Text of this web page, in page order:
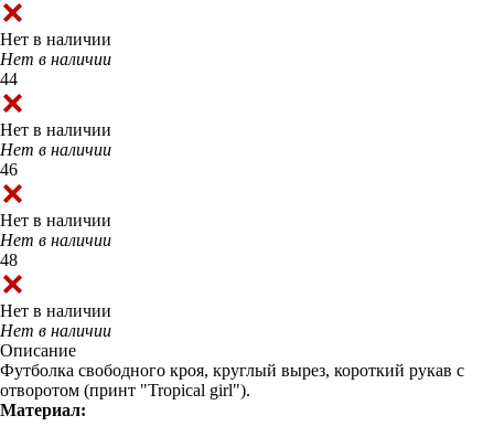
Нет в наличии
Нет в наличии
44
Нет в наличии
Нет в наличии
46
Нет в наличии
Нет в наличии
48
Нет в наличии
Нет в наличии
Описание
Футболка свободного кроя, круглый вырез, короткий рукав с
отворотом (принт "Tropical girl").
Материал: